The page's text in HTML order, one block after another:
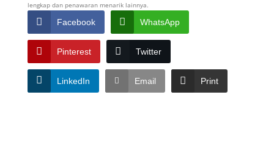
lengkap dan penawaran menarik lainnya.
Facebook WhatsApp
Pinterest Twitter
LinkedIn Email Print